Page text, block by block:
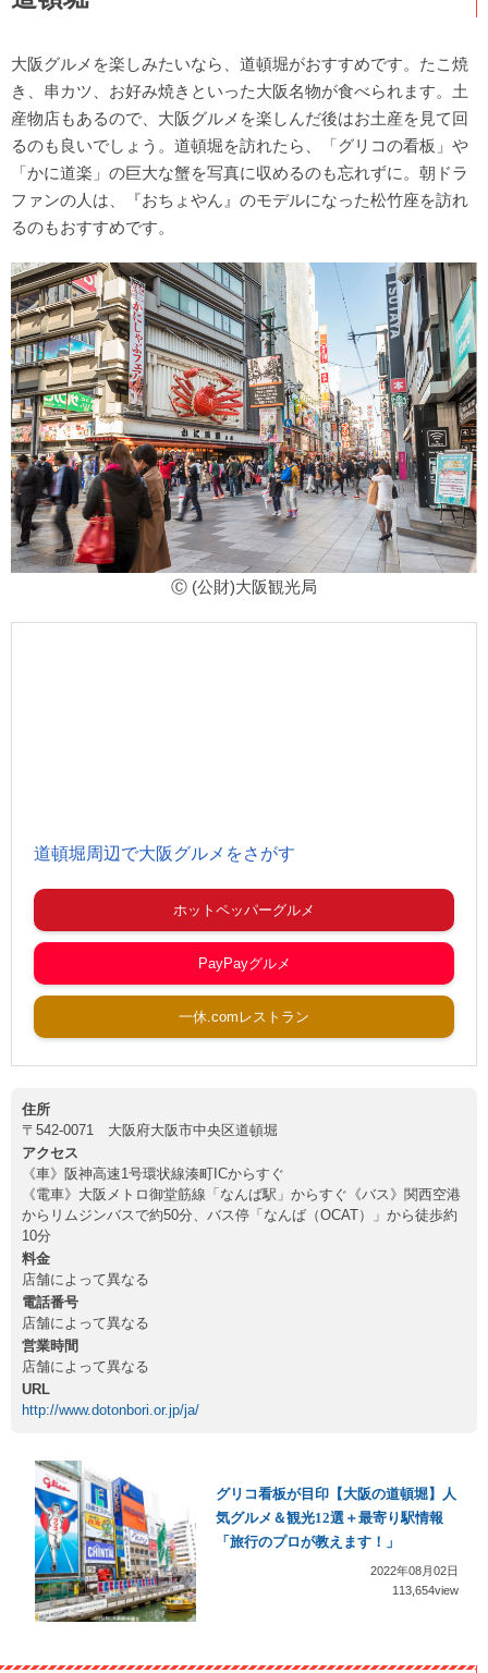
大阪グルメを楽しみたいなら、道頓堀がおすすめです。たこ焼
き、串カツ、お好み焼きといった大阪名物が食べられます。土
産物店もあるので、大阪グルメを楽しんだ後はお土産を見て回
るのも良いでしょう。道頓堀を訪れたら、「グリコの看板」や
「かに道楽」の巨大な蟹を写真に収めるのも忘れずに。朝ドラ
ファンの人は、『おちょやん』のモデルになった松竹座を訪れ
るのもおすすめです。
Ⓒ (公財)大阪観光局
道頓堀周辺で大阪グルメをさがす
ホットペッパーグルメ
PayPayグルメ
一休.comレストラン
住所
〒542-0071 大阪府大阪市中央区道頓堀
アクセス
《車》阪神高速1号環状線湊町ICからすぐ
《電車》大阪メトロ御堂筋線「なんば駅」からすぐ《バス》関西空港
からリムジンバスで約50分、バス停「なんば（OCAT）」から徒歩約
10分
料金
店舗によって異なる
電話番号
店舗によって異なる
営業時間
店舗によって異なる
URL
http://www.dotonbori.or.jp/ja/
グリコ看板が目印【大阪の道頓堀】人
気グルメ＆観光12選＋最寄り駅情報
「旅行のプロが教えます！」
2022年08月02日
113,654view